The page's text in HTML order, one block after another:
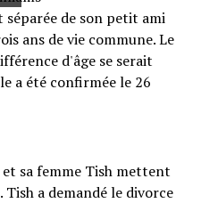
séparée de son petit ami
ans de vie commune. Le
d'âge se serait
a été confirmée le 26
sa femme Tish mettent
a demandé le divorce